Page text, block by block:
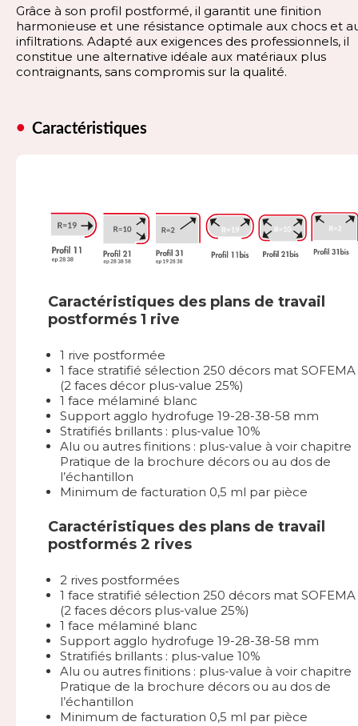
Grâce à son profil postformé, il garantit une finition
harmonieuse et une résistance optimale aux chocs et
infiltrations. Adapté aux exigences des professionnels, il
constitue une alternative idéale aux matériaux plus
contraignants, sans compromis sur la qualité.
Caractéristiques
Caractéristiques des plans de travail
postformés 1 rive
1 rive postformée
1 face stratifié sélection 250 décors mat SOFEMA
(2 faces décor plus-value 25%)
1 face mélaminé blanc
Support agglo hydrofuge 19-28-38-58 mm
Stratifiés brillants : plus-value 10%
Alu ou autres finitions : plus-value à voir chapitre
Pratique de la brochure décors ou au dos de
l’échantillon
Minimum de facturation 0,5 ml par pièce
Caractéristiques des plans de travail
postformés 2 rives
2 rives postformées
1 face stratifié sélection 250 décors mat SOFEMA
(2 faces décors plus-value 25%)
1 face mélaminé blanc
Support agglo hydrofuge 19-28-38-58 mm
Stratifiés brillants : plus-value 10%
Alu ou autres finitions : plus-value à voir chapitre
Pratique de la brochure décors ou au dos de
l’échantillon
Minimum de facturation 0,5 ml par pièce